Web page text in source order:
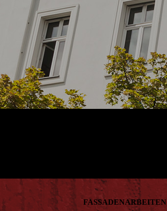
FAS­SADEN­ARBEITEN